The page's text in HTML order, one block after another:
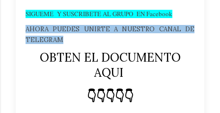
SIGUEME Y SUSCRIBETE AL GRUPO EN Facebook
AHORA PUEDES UNIRTE A NUESTRO CANAL DE
TELEGRAM
OBTEN EL DOCUMENTO
AQUI
👇👇👇👇👇